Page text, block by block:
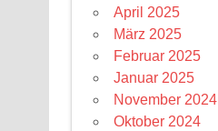
April 2025
März 2025
Februar 2025
Januar 2025
November 2024
Oktober 2024